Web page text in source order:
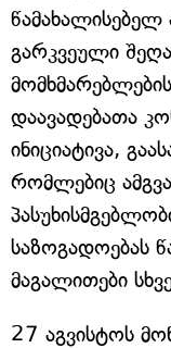
წამახალისებელ
გარკვეული
დაავადებათა
ინიციატივა,
რომლებიც
საზოგადოებას
მაგალითები
27 აგვისტოს